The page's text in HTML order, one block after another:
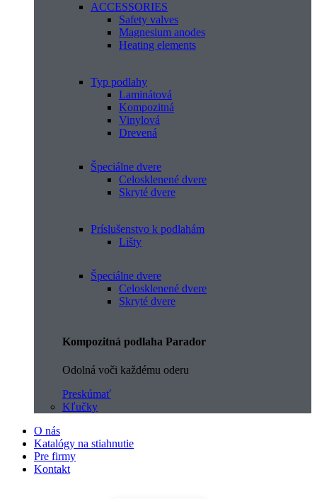
ACCESSORIES
Safety valves
Magnesium anodes
Heating elements
Typ podlahy
Laminátová
Kompozitná
Vinylová
Drevená
Špeciálne dvere
Celosklenené dvere
Skryté dvere
Príslušenstvo k podlahám
Lišty
Špeciálne dvere
Celosklenené dvere
Skryté dvere
Kompozitná podlaha Parador
Odolná voči každému oderu
Preskúmať
Kľučky
O nás
Katalógy na stiahnutie
Pre firmy
Kontakt